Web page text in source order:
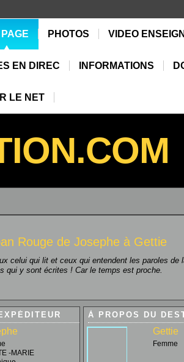
PAGE PHOTOS VIDEO
EN DIREC INFORMATIONS
LE NET
Rouge de Josephe à Gettie
celui qui lit et ceux qui entendent les paroles de
qui y sont écrites ! Car le temps est proche.
-MARIE
À PROPOS DU
Gettie
Femme